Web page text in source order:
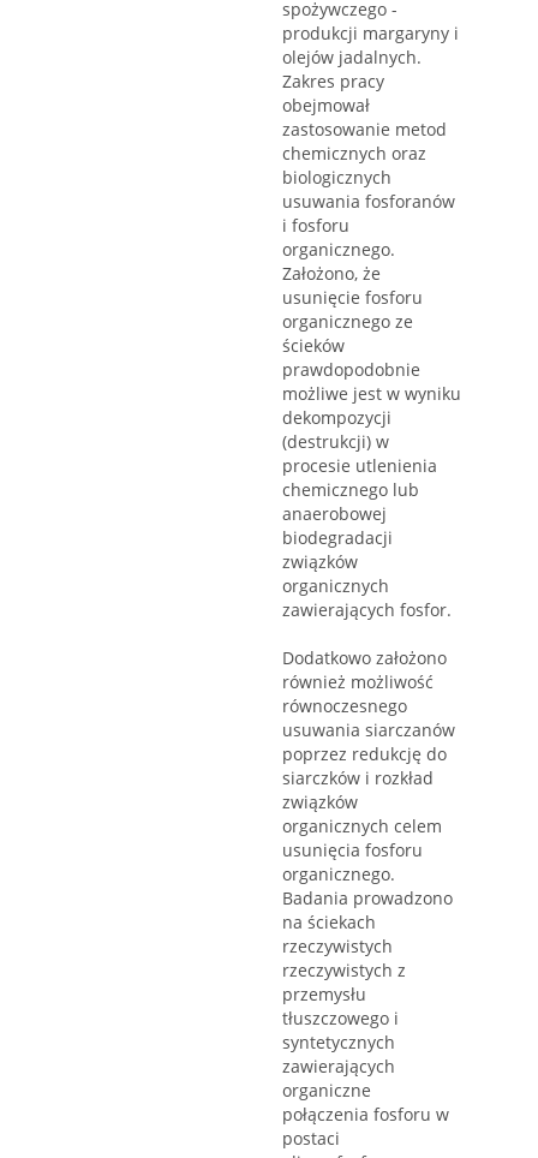
spożywczego -
produkcji margaryny i
olejów jadalnych.
Zakres pracy
obejmował
zastosowanie metod
chemicznych oraz
biologicznych
usuwania fosforanów
i fosforu
organicznego.
Założono, że
usunięcie fosforu
organicznego ze
ścieków
prawdopodobnie
możliwe jest w wyniku
dekompozycji
(destrukcji) w
procesie utlenienia
chemicznego lub
anaerobowej
biodegradacji
związków
organicznych
zawierających fosfor.
Dodatkowo założono
również możliwość
równoczesnego
usuwania siarczanów
poprzez redukcję do
siarczków i rozkład
związków
organicznych celem
usunięcia fosforu
organicznego.
Badania prowadzono
na ściekach
rzeczywistych
rzeczywistych z
przemysłu
tłuszczowego i
syntetycznych
zawierających
organiczne
połączenia fosforu w
postaci